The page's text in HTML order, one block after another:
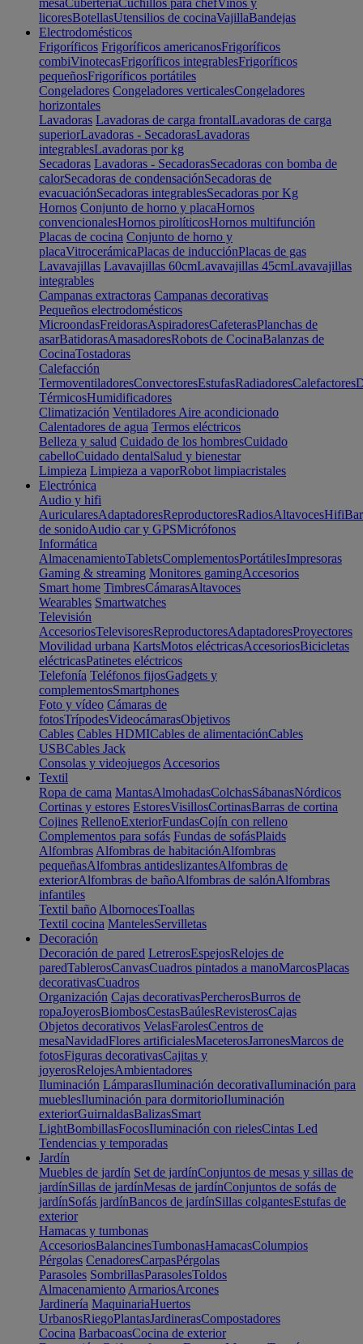
mesaCuberteríaCuchillos para chefVinos y
licoresBotellasUtensilios de cocinaVajillaBandejas
Electrodomésticos
Frigoríficos Frigoríficos americanosFrigoríficos
combiVinotecasFrigoríficos integrablesFrigoríficos
pequeñosFrigoríficos portátiles
Congeladores Congeladores verticalesCongeladores
horizontales
Lavadoras Lavadoras de carga frontalLavadoras de carga
superiorLavadoras - SecadorasLavadoras
integrablesLavadoras por kg
Secadoras Lavadoras - SecadorasSecadoras con bomba de
calorSecadoras de condensaciónSecadoras de
evacuaciónSecadoras integrablesSecadoras por Kg
Hornos Conjunto de horno y placaHornos
convencionalesHornos pirolíticosHornos multifunción
Placas de cocina Conjunto de horno y
placaVitrocerámicaPlacas de inducciónPlacas de gas
Lavavajillas Lavavajillas 60cmLavavajillas 45cmLavavajillas
integrables
Campanas extractoras Campanas decorativas
Pequeños electrodomésticos
MicroondasFreidorasAspiradoresCafeterasPlanchas de
asarBatidorasAmasadoresRobots de CocinaBalanzas de
CocinaTostadoras
Calefacción
TermoventiladoresConvectoresEstufasRadiadoresCalefactores
TérmicosHumidificadores
Climatización Ventiladores Aire acondicionado
Calentadores de agua Termos eléctricos
Belleza y salud Cuidado de los hombresCuidado
cabelloCuidado dentalSalud y bienestar
Limpieza Limpieza a vaporRobot limpiacristales
Electrónica
Audio y hifi
AuricularesAdaptadoresReproductoresRadiosAltavocesHifi
de sonidoAudio car y GPSMicrófonos
Informática
AlmacenamientoTabletsComplementosPortátilesImpresoras
Gaming & streaming Monitores gamingAccesorios
Smart home TimbresCámarasAltavoces
Wearables Smartwatches
Televisión
AccesoriosTelevisoresReproductoresAdaptadoresProyectores
Movilidad urbana KartsMotos eléctricasAccesoriosBicicletas
eléctricasPatinetes eléctricos
Telefonía Teléfonos fijosGadgets y
complementosSmartphones
Foto y vídeo Cámaras de
fotosTrípodesVideocámarasObjetivos
Cables Cables HDMICables de alimentaciónCables
USBCables Jack
Consolas y videojuegos Accesorios
Textil
Ropa de cama MantasAlmohadasColchasSábanasNórdicos
Cortinas y estores EstoresVisillosCortinasBarras de cortina
Cojines RellenoExteriorFundasCojín con relleno
Complementos para sofás Fundas de sofásPlaids
Alfombras Alfombras de habitaciónAlfombras
pequeñasAlfombras antideslizantesAlfombras de
exteriorAlfombras de bañoAlfombras de salónAlfombras
infantiles
Textil baño AlbornocesToallas
Textil cocina MantelesServilletas
Decoración
Decoración de pared LetrerosEspejosRelojes de
paredTablerosCanvasCuadros pintados a manoMarcosPlacas
decorativasCuadros
Organización Cajas decorativasPercherosBurros de
ropaJoyerosBiombosCestasBaúlesRevisterosCajas
Objetos decorativos VelasFarolesCentros de
mesaNavidadFlores artificialesMaceterosJarronesMarcos de
fotosFiguras decorativasCajitas y
joyerosRelojesAmbientadores
Iluminación LámparasIluminación decorativaIluminación para
mueblesIluminación para dormitorioIluminación
exteriorGuirnaldasBalizasSmart
LightBombillasFocosIluminación con rielesCintas Led
Tendencias y temporadas
Jardín
Muebles de jardín Set de jardínConjuntos de mesas y sillas de
jardínSillas de jardínMesas de jardínConjuntos de sofás de
jardínSofás jardínBancos de jardínSillas colgantesEstufas de
exterior
Hamacas y tumbonas
AccesoriosBalancinesTumbonasHamacasColumpios
Pérgolas CenadoresCarpasPérgolas
Parasoles SombrillasParasolesToldos
Almacenamiento ArmariosArcones
Jardinería MaquinariaHuertos
UrbanosRiegoPlantasJardinerasCompostadores
Cocina BarbacoasCocina de exterior